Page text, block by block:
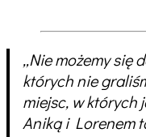
„Nie możemy się
których nie
miejsc, w których
Aniką i Lorenem